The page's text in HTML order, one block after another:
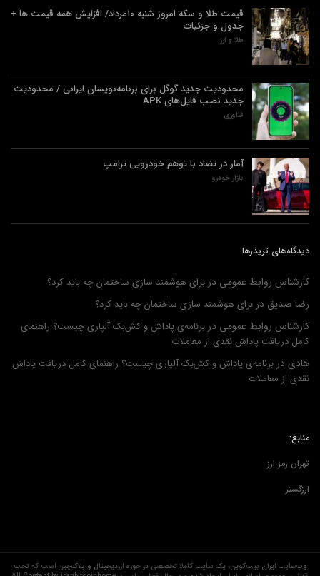
قیمت طلا و سکه امروز شنبه ۱۰مرداد/ افزایش همه قیمت ها +
جدول و جزئیات
طلا و ارز
محدودیت جدید گوگل برای برنامه‌نویسان ایرانی / محدودیت
جدید نصب فایل‌های APK
فناوری
آمار در تضاد با توهم خودرویی ترامپ
بازار خودرو
دیدگاه‌های تریدرها
کارشناس روابط عمومی در برای هوشمند سازی ساختمان چه باید کرد؟
رضا صدیق در برای هوشمند سازی ساختمان چه باید کرد؟
کارشناس روابط عمومی در برنامه‌ی پاداش و کش‌بک آلپاری چیست؟ راهنمای
کامل دریافت پاداش نقدی از معاملات
هادی در برنامه‌ی پاداش و کش‌بک آلپاری چیست؟ راهنمای کامل دریافت پاداش
نقدی از معاملات
منابع:
تهران رمز ارز
ارزگستر
وب‌سایت ایران بیت‌کوین، یک سایت کاملا تخصصی در حوزه ارزدیجیتال و بلاک‌چین است که تحت